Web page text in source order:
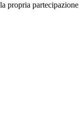
propria